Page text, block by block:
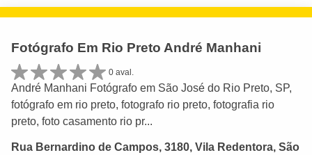
Fotógrafo Em Rio Preto André Manhani
0 aval.
André Manhani Fotógrafo em São José do Rio Preto, SP,
fotógrafo em rio preto, fotografo rio preto, fotografia rio
preto, foto casamento rio pr...
Rua Bernardino de Campos, 3180, Vila Redentora, São